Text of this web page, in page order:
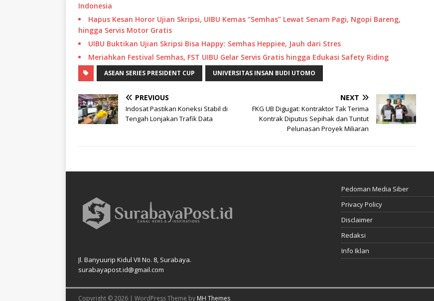
Indonesia
Hapus Kesan Horor Ujian Skripsi, UIBU Kemas “Semhas” Lewat Senam Pagi, Ngopi Bareng,
hingga Servis Motor Gratis
UIBU Buktikan Ujian Skripsi Bisa Happy: Semhas Heppiee, Jauh dari Stres
Meriahkan Festival Semhas, FST UIBU Gelar Servis Gratis hingga Edukasi Safety Riding
ASEAN SERIES PRESIDENT CUP UNIVERSITAS INSAN BUDI UTOMO
PREVIOUS
Indosat Pastikan Koneksi Stabil di
Tengah Lonjakan Trafik Data
NEXT
FKG UB Digugat: Kontraktor Tak Terima
Kontrak Diputus Sepihak dan Tuntut
Pelunasan Proyek Miliaran
Jl. Banyuurip Kidul VII No. 8, Surabaya.
surabayapost.id@gmail.com
Pedoman Media Siber
Privacy Policy
Disclaimer
Redaksi
Info Iklan
Copyright © 2026 | WordPress Theme by MH Themes